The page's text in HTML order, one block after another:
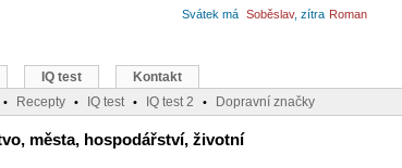
města, hospodářství, životní
Svátek má Soběslav, zítra Roman
IQ test
Kontakt
• Recepty • IQ test • IQ test 2 • Dopravní značky